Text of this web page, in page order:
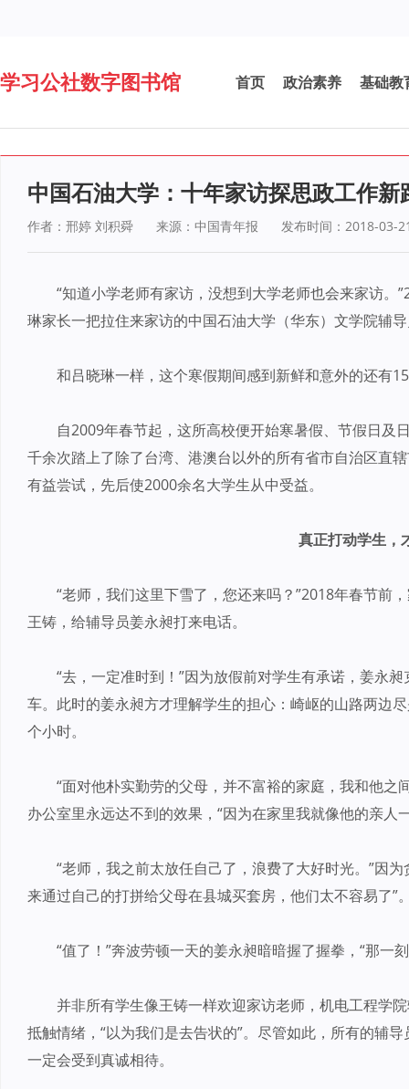
学习公社数字图书馆 首页 政治素养 基础教
中国石油大学：十年家访探思政工作新
作者：邢婷 刘积舜 来源：中国青年报 发布时间：2018-03-
“知道小学老师有家访，没想到大学老师也会来家访
琳家长一把拉住来家访的中国石油大学（华东）文学院辅
和吕晓琳一样，这个寒假期间感到新鲜和意外的还有
自2009年春节起，这所高校便开始寒暑假、节假日及
千余次踏上了除了台湾、港澳台以外的所有省市自治区直
有益尝试，先后使2000余名大学生从中受益。
真正打动学生，
“老师，我们这里下雪了，您还来吗？”2018年春节前
王铸，给辅导员姜永昶打来电话。
“去，一定准时到！”因为放假前对学生有承诺，姜永
车。此时的姜永昶方才理解学生的担心：崎岖的山路两边
个小时。
“面对他朴实勤劳的父母，并不富裕的家庭，我和他
办公室里永远达不到的效果，“因为在家里我就像他的亲人
“老师，我之前太放任自己了，浪费了大好时光。”因
来通过自己的打拼给父母在县城买套房，他们太不容易了”
“值了！”奔波劳顿一天的姜永昶暗暗握了握拳，“那一
并非所有学生像王铸一样欢迎家访老师，机电工程学
抵触情绪，“以为我们是去告状的”。尽管如此，所有的辅
一定会受到真诚相待。